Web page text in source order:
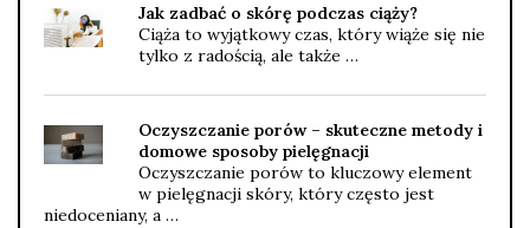
Jak zadbać o skórę podczas ciąży?
Ciąża to wyjątkowy czas, który wiąże się nie
tylko z radością, ale także …
Oczyszczanie porów – skuteczne metody i
domowe sposoby pielęgnacji
Oczyszczanie porów to kluczowy element
w pielęgnacji skóry, który często jest
niedoceniany, a …